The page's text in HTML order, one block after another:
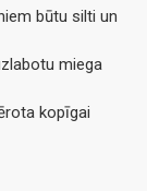
būtu silti un
miega
kopīgai